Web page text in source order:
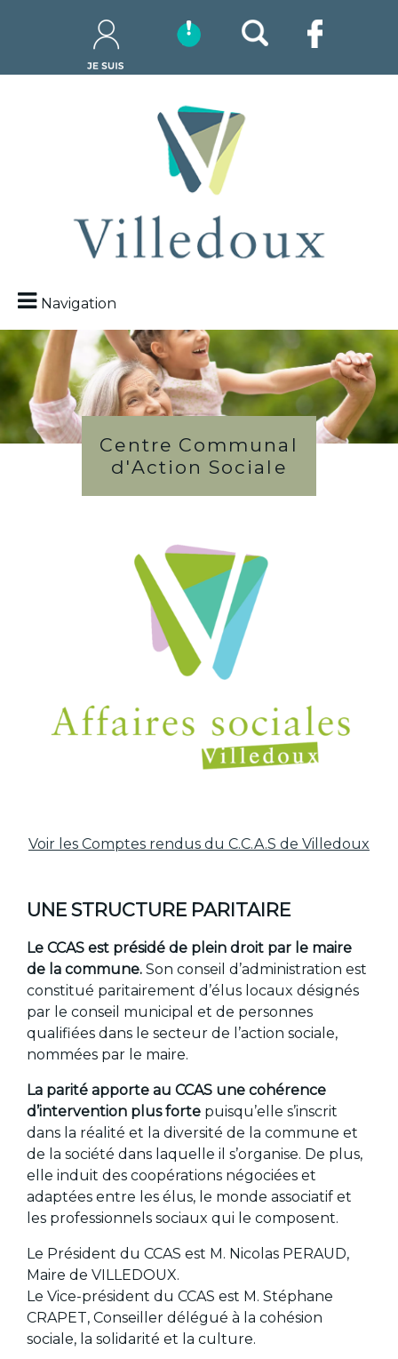
Navigation
Centre Communal
d'Action Sociale
Voir les Comptes rendus du C.C.A.S de Villedoux
UNE STRUCTURE PARITAIRE
Le CCAS est présidé de plein droit par le maire
de la commune. Son conseil d’administration est
constitué paritairement d’élus locaux désignés
par le conseil municipal et de personnes
qualifiées dans le secteur de l’action sociale,
nommées par le maire.
La parité apporte au CCAS une cohérence
d’intervention plus forte puisqu’elle s’inscrit
dans la réalité et la diversité de la commune et
de la société dans laquelle il s’organise. De plus,
elle induit des coopérations négociées et
adaptées entre les élus, le monde associatif et
les professionnels sociaux qui le composent.
Le Président du CCAS est M. Nicolas PERAUD,
Maire de VILLEDOUX.
Le Vice-président du CCAS est M. Stéphane
CRAPET, Conseiller délégué à la cohésion
sociale, la solidarité et la culture.